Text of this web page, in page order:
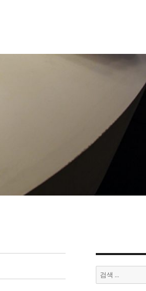
검
색: